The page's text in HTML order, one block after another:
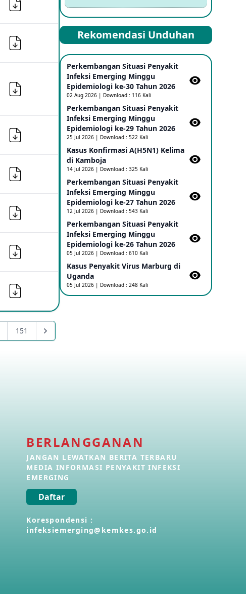
151
Kasus Dicurigai Penyakit virus Nipah di
Kerala, India
12 Jun 2026
Mpox Clade 1b di Taiwan
25 May 2026
Update Informasi PHEIC Penyakit
Ebola
23 May 2026
Penetapan Outbreak Penyakit Ebola di
RD Kongo dan Uganda Sebagai PHEIC
17 May 2026
Outbreak Penyakti Ebola di RD Kongo
Kasus Konfirmasi A(H5NN6) di Cina
A(H5N1) Keempat di Kamboja
A(H9N2) di Italia
Rekomendasi Unduhan
Perkembangan Situasi Penyakit
Infeksi Emerging Minggu
Epidemiologi ke-30 Tahun 2026
02 Aug 2026 | Download : 116 Kali
Perkembangan Situasi Penyakit
Infeksi Emerging Minggu
Epidemiologi ke-29 Tahun 2026
25 Jul 2026 | Download : 522 Kali
Kasus Konfirmasi A(H5N1) Kelima
di Kamboja​
14 Jul 2026 | Download : 325 Kali
Perkembangan Situasi Penyakit
Infeksi Emerging Minggu
Epidemiologi ke-27 Tahun 2026
12 Jul 2026 | Download : 543 Kali
Perkembangan Situasi Penyakit
Infeksi Emerging Minggu
Epidemiologi ke-26 Tahun 2026
05 Jul 2026 | Download : 610 Kali
Kasus Penyakit Virus Marburg di
Uganda
05 Jul 2026 | Download : 248 Kali
BERLANGGANAN
JANGAN LEWATKAN BERITA TERBARU
MEDIA INFORMASI PENYAKIT INFEKSI
EMERGING
Daftar
Korespondensi :
infeksiemerging@kemkes.go.id